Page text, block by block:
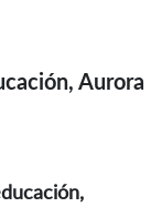
Aurora